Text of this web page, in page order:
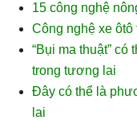
15 công nghệ
Công nghệ xe
“Bụi ma thuật” có
trong tương lai
Đây có thể là
lai